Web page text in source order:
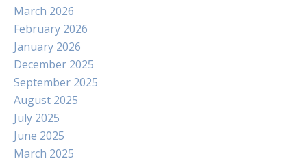
March 2026
February 2026
January 2026
December 2025
September 2025
August 2025
July 2025
June 2025
March 2025